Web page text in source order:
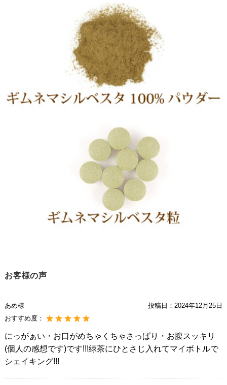
お客様の声
あめ様 投稿日： 2024年12月25日
おすすめ度：
にっがぁい・お口がめちゃくちゃさっぱり・お腹スッキリ
(個人の感想です)です!!!緑茶にひとさじ入れてマイボトルで
シェイキング!!!